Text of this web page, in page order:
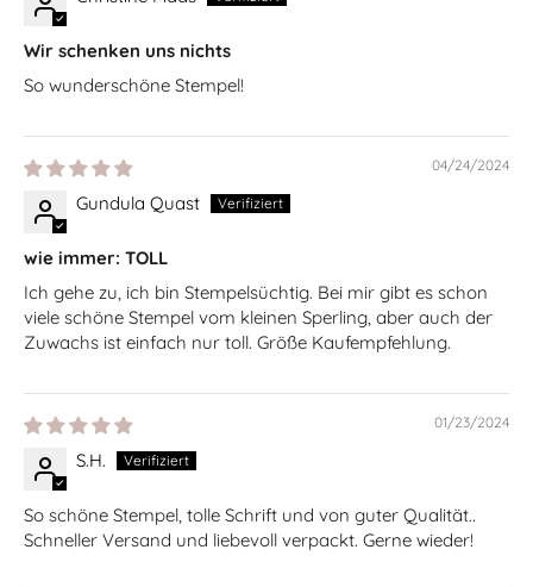
Wir schenken uns nichts
So wunderschöne Stempel!
04/24/2024
Gundula Quast
wie immer: TOLL
Ich gehe zu, ich bin Stempelsüchtig. Bei mir gibt es schon
viele schöne Stempel vom kleinen Sperling, aber auch der
Zuwachs ist einfach nur toll. Größe Kaufempfehlung.
01/23/2024
S.H.
So schöne Stempel, tolle Schrift und von guter Qualität..
Schneller Versand und liebevoll verpackt. Gerne wieder!